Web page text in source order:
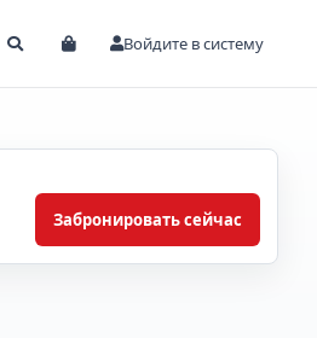
Войдите в систему
Забронировать сейчас